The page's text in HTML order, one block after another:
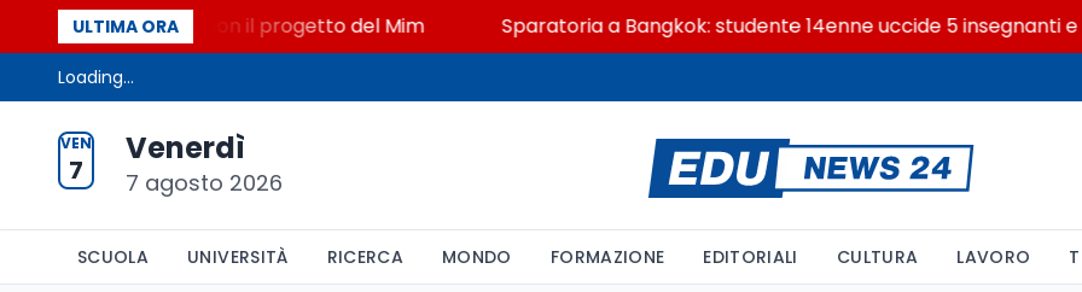
ULTIMA ORA
STEM a Lerici con il progetto del Mim Sparatoria a Bangkok: studente 14enne uccide 5 insegnanti e i
Loading...
VEN
7
Venerdì
7 agosto 2026
SCUOLA UNIVERSITÀ RICERCA MONDO FORMAZIONE EDITORIALI CULTURA LAVORO